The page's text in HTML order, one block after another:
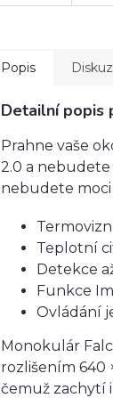
Popis
Detailní popis
Prahne vaše
2.0 a
nebudete
Teplotní
Detekce
Funkce
Ovládání
Monokulár
rozlišením 640
čemuž zachytí